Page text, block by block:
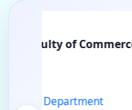
Faculty of
Commerce Department